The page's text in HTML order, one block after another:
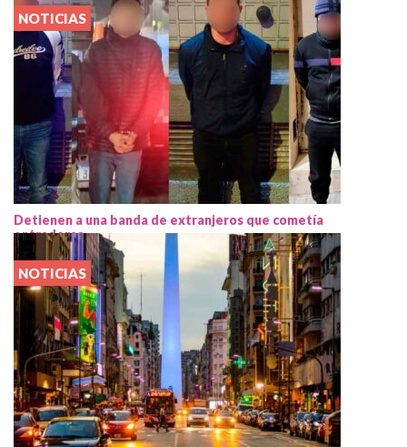
NOTICIAS
Detienen a una banda de extranjeros que cometía
entraderas
NOTICIAS